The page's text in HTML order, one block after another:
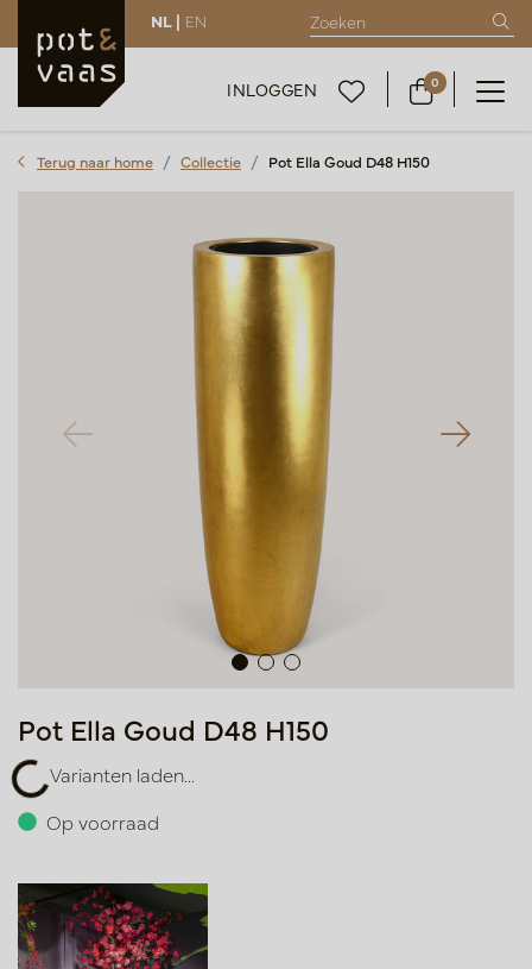
NL | EN
INLOGGEN 0
Terug naar home Collectie Pot Ella Goud D48 H150
Pot Ella Goud D48 H150
Varianten laden...Varianten laden...
Op voorraad